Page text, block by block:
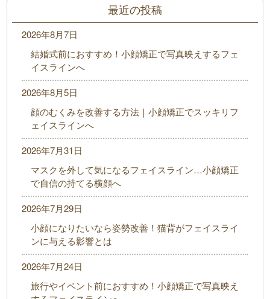
最近の投稿
結婚式前におすすめ！小顔矯正で写真映えするフェ
イスラインへ
2026年8月7日
顔のむくみを改善する方法｜小顔矯正でスッキリフ
ェイスラインへ
2026年8月5日
マスクを外して気になるフェイスライン…小顔矯正
で自信の持てる横顔へ
2026年7月31日
小顔になりたいなら姿勢改善！猫背がフェイスライ
ンに与える影響とは
2026年7月29日
旅行やイベント前におすすめ！小顔矯正で写真映え
2026年7月24日